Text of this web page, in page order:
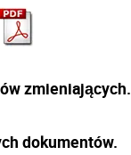
zmieniających.
dokumentów.